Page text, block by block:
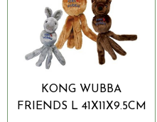
KONG WUBBA
FRIENDS L 41X11X9.5CM